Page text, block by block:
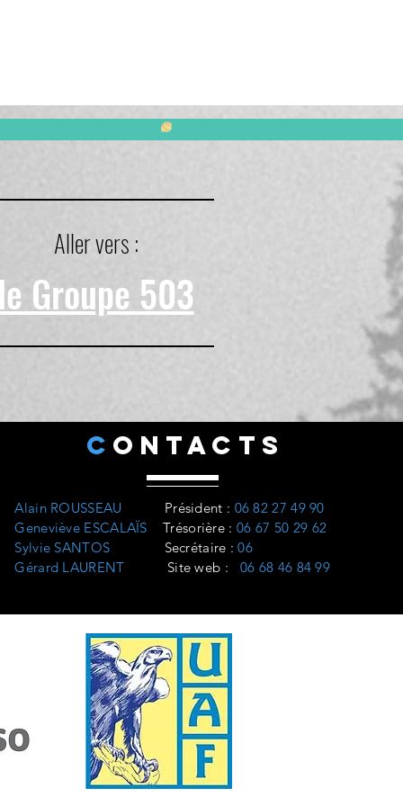
Aller vers :
le Groupe 503
C ONTACTS
Alain ROUSSEAU Président : 06 82 27 49 90
Geneviève ESCALAÏS
Trésorière : 06 67 50 29 62
Sylvie SANTOS
Secrétaire :06
Gérard LAURENT
Site web : 06 68 46 84 99